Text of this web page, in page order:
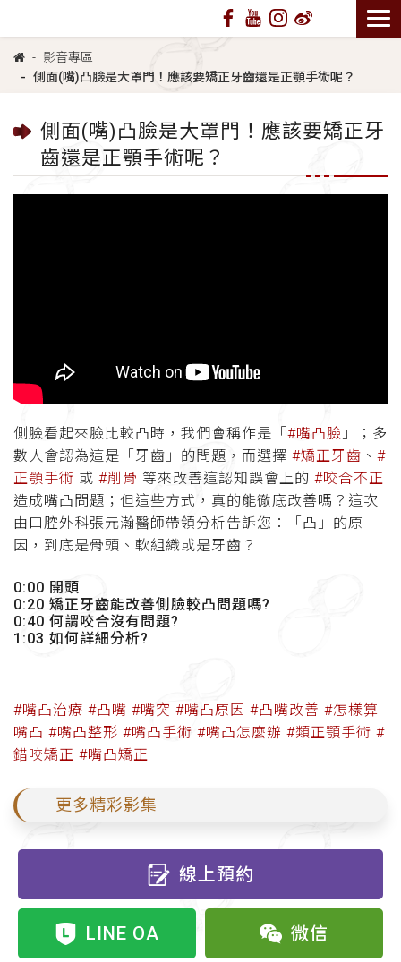
影音專區
側面(嘴)凸臉是大罩門！應該要矯正牙齒還是正顎手術呢？
側面(嘴)凸臉是大罩門！應該要矯正牙
齒還是正顎手術呢？
側臉看起來臉比較凸時，我們會稱作是「 #嘴凸臉 」；多
數人會認為這是「牙齒」的問題，而選擇 #矯正牙齒 、 #
正顎手術 或 #削骨 等來改善這認知誤會上的 #咬合不正
造成嘴凸問題；但這些方式，真的能徹底改善嗎？這次
由口腔外科張元瀚醫師帶領分析告訴您：「凸」的原
因，到底是骨頭、軟組織或是牙齒？
0:00 開頭
0:20 矯正牙齒能改善側臉較凸問題嗎?
0:40 何謂咬合沒有問題?
1:03 如何詳細分析?
#嘴凸治療 #凸嘴 #嘴突 #嘴凸原因 #凸嘴改善 #怎樣算
嘴凸 #嘴凸整形 #嘴凸手術 #嘴凸怎麼辦 #類正顎手術 #
錯咬矯正 #嘴凸矯正
更多精彩影集
線上預約
LINE OA 微信